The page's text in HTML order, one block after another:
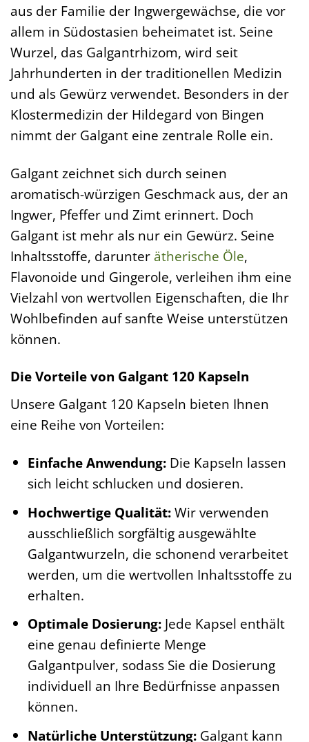
aus der Familie der Ingwergewächse, die vor
allem in Südostasien beheimatet ist. Seine
Wurzel, das Galgantrhizom, wird seit
Jahrhunderten in der traditionellen Medizin
und als Gewürz verwendet. Besonders in der
Klostermedizin der Hildegard von Bingen
nimmt der Galgant eine zentrale Rolle ein.
Galgant zeichnet sich durch seinen
aromatisch-würzigen Geschmack aus, der an
Ingwer, Pfeffer und Zimt erinnert. Doch
Galgant ist mehr als nur ein Gewürz. Seine
Inhaltsstoffe, darunter ätherische Öle,
Flavonoide und Gingerole, verleihen ihm eine
Vielzahl von wertvollen Eigenschaften, die Ihr
Wohlbefinden auf sanfte Weise unterstützen
können.
Die Vorteile von Galgant 120 Kapseln
Unsere Galgant 120 Kapseln bieten Ihnen
eine Reihe von Vorteilen:
Einfache Anwendung:Die Kapseln lassen
sich leicht schlucken und dosieren.
Hochwertige Qualität:Wir verwenden
ausschließlich sorgfältig ausgewählte
Galgantwurzeln, die schonend verarbeitet
werden, um die wertvollen Inhaltsstoffe zu
erhalten.
Optimale Dosierung:Jede Kapsel enthält
eine genau definierte Menge
Galgantpulver, sodass Sie die Dosierung
individuell an Ihre Bedürfnisse anpassen
können.
Natürliche Unterstützung:Galgant kann